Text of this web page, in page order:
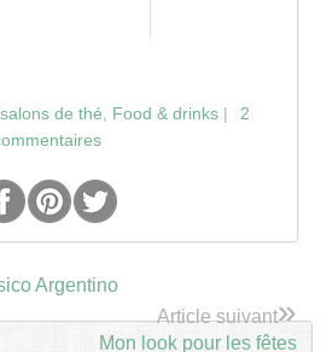
de thé, Food & drinks|
2
Argentino
Article suivant»
Mon look pour les fêtes